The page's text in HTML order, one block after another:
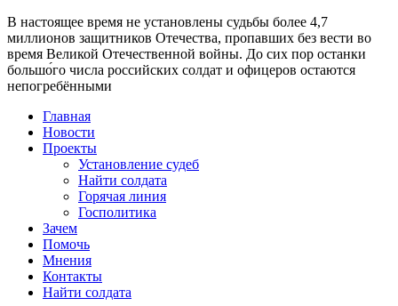
В настоящее время не установлены судьбы более 4,7
миллионов защитников Отечества, пропавших без вести во
время Великой Отечественной войны. До сих пор останки
большо́го числа российских солдат и офицеров остаются
непогребёнными
Главная
Новости
Проекты
Установление судеб
Найти солдата
Горячая линия
Госполитика
Зачем
Помочь
Мнения
Контакты
Найти солдата